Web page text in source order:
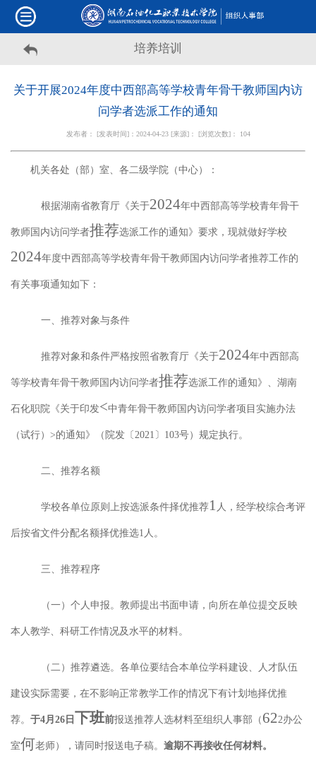
培养培训
关于开展2024年度中西部高等学校青年骨干教师国内访
问学者选派工作的通知
发布者： [发表时间]：2024-04-23 [来源]： [浏览次数]： 104
机关各处（部）室、各二级学院（中心）：
根据湖南省教育厅 《关于2024年中西部高等学校青年骨干
教师国内访问学者推荐选派工作的通知》 要求，现就做好学校
2024年度中西部高等学校青年骨干教师国内访问学者推荐工作的
有关事项通知如下：
一、推荐对象与条件
推荐对象和条件严格按照省教育厅《关于2024年中西部高
等学校青年骨干教师国内访问学者推荐选派工作的通知》、湖南
石化职院《关于印发<中青年骨干教师国内访问学者项目实施办法
（试行） >的通知》（院发〔 2021 〕 103号）规定执行。
二、推荐名额
学校各单位原则上按选派条件择优推荐1 人，经学校综合考评
后按省文件分配名额择优推选1 人。
三、推荐程序
（一）个人申报。 教师提出书面申请，向所在单位提交反映
本人教学、科研工作情况及水平的材料。
（二）推荐遴选。 各单位要结合本单位学科建设、人才队伍
建设实际需要，在不影响正常教学工作的情况下有计划地择优推
荐。 于4月 26 日 下班前报送推荐人选材料至组织人事部（ 622办公
室何老师），请同时报送电子稿。 逾期不再接收任何材料。